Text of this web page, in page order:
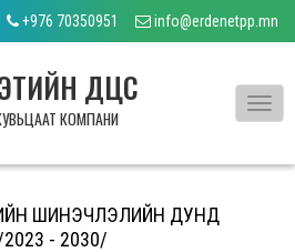
+976 70350951 info@erdenetpp.mn
ДЦС
КОМПАНИ
ШИНЭЧЛЭЛИЙН ДУНД
2023 - 2030/